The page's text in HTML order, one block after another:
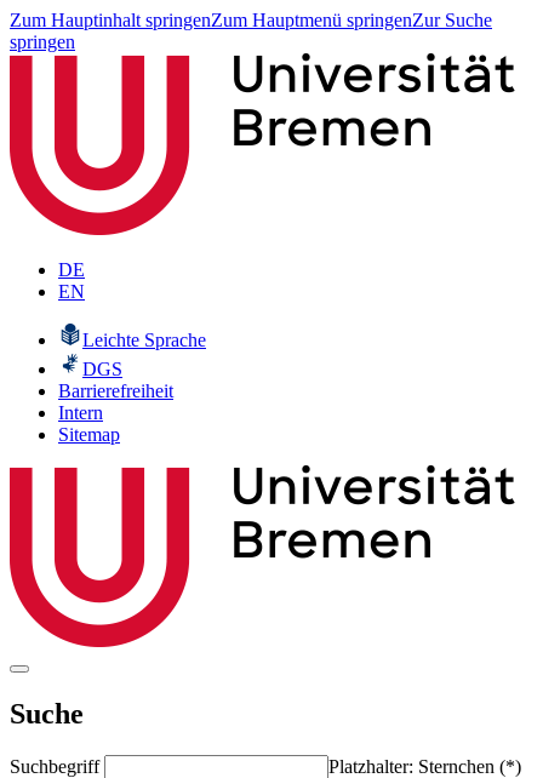
Zum Hauptinhalt springenZum Hauptmenü springenZur Suche
springen
DE
EN
Leichte Sprache
DGS
Barrierefreiheit
Intern
Sitemap
Suche
Suchbegriff
Platzhalter: Sternchen (*)